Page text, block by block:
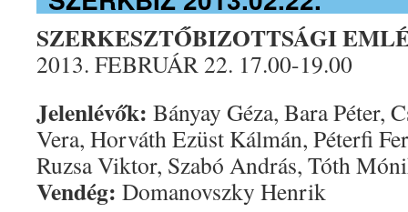
SZERKESZTŐBIZOTTSÁGI
2013. FEBRUÁR 22. 17.00-19.00
Jelenlévők: Bányay Géza, Bara Péter,
Vera, Horváth Ezüst Kálmán, Péterfi
Ruzsa Viktor, Szabó András, Tóth
Vendég: Domanovszky Henrik